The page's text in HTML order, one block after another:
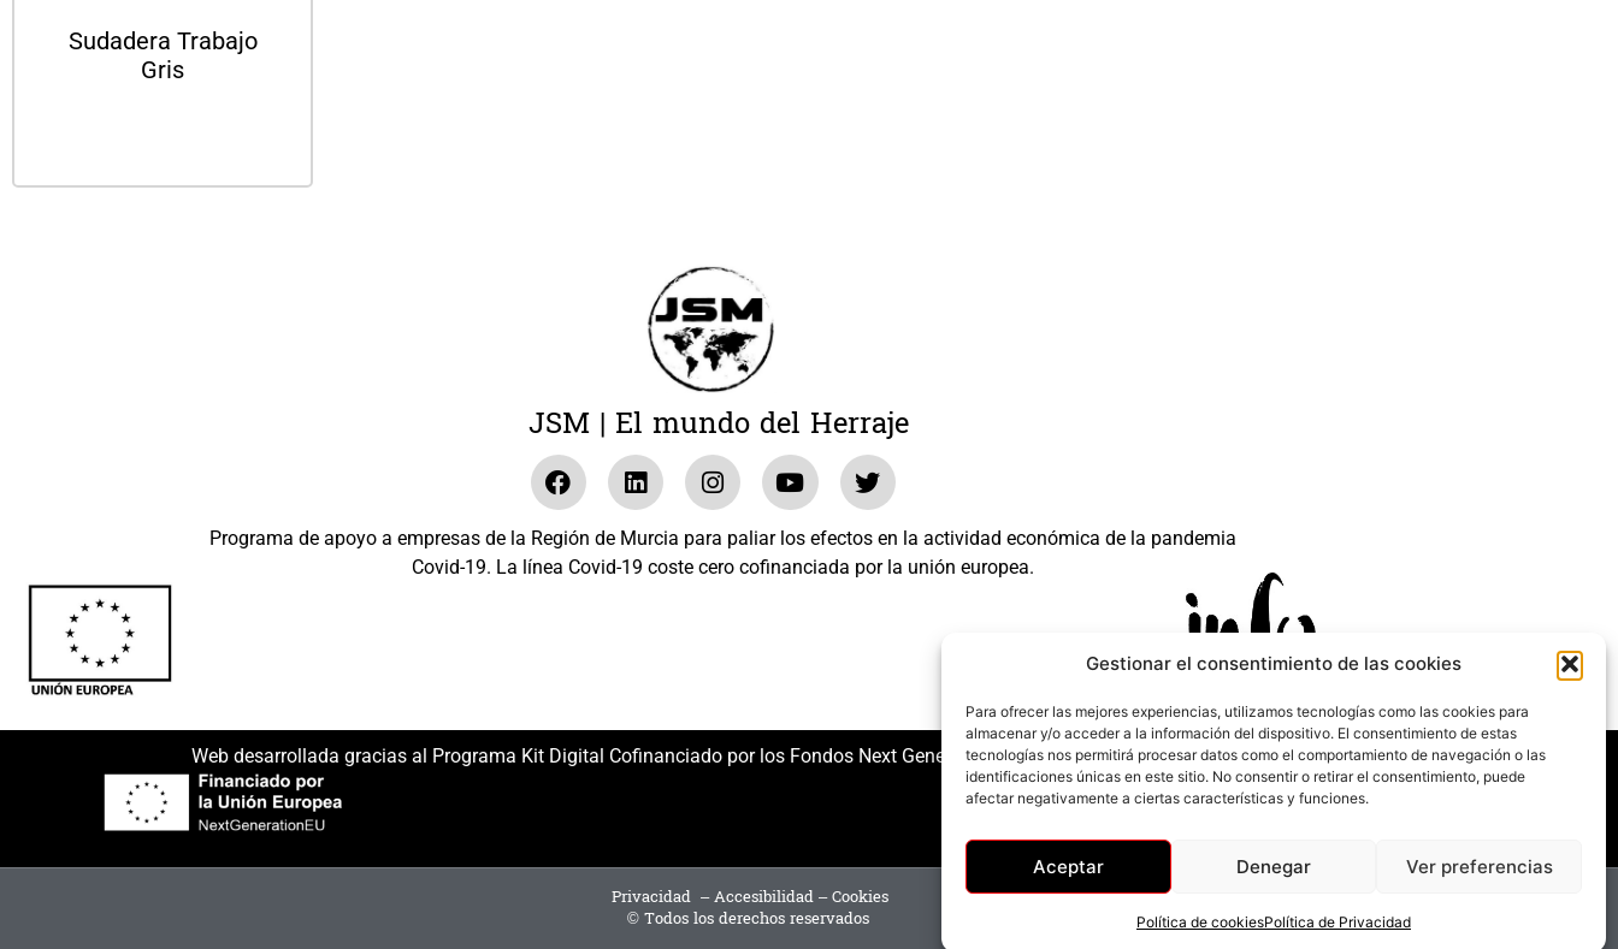
Gestionar el consentimiento de las cookies
Para ofrecer las mejores experiencias, utilizamos tecnologías como las cookies para
almacenar y/o acceder a la información del dispositivo. El consentimiento de estas
tecnologías nos permitirá procesar datos como el comportamiento de navegación o las
identificaciones únicas en este sitio. No consentir o retirar el consentimiento, puede
afectar negativamente a ciertas características y funciones.
Aceptar Denegar Ver preferencias
Política de cookiesPolítica de Privacidad
Sudadera Trabajo
Gris
JSM | El mundo del Herraje
Programa de apoyo a empresas de la Región de Murcia para paliar los efectos en la actividad económica de la pandemia
Covid-19. La línea Covid-19 coste cero cofinanciada por la unión europea.
Web desarrollada gracias al Programa Kit Digital Cofinanciado por los Fondos Next Generation (EU) del mecanismo de Recuperación y Resilencia.
Privacidad –Accesibilidad–Cookies
© Todos los derechos reservados